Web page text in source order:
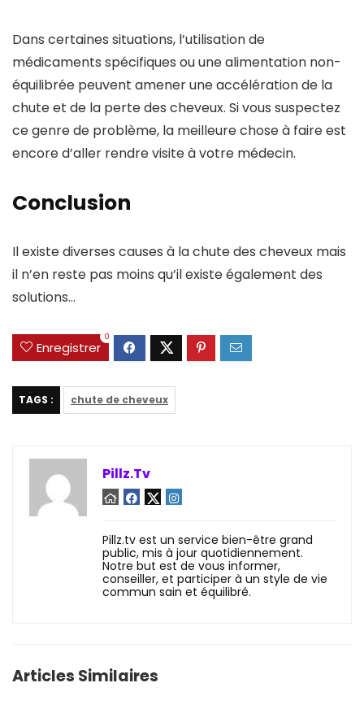
Dans certaines situations, l’utilisation de
médicaments spécifiques ou une alimentation non-
équilibrée peuvent amener une accélération de la
chute et de la perte des cheveux. Si vous suspectez
ce genre de problème, la meilleure chose à faire est
encore d’aller rendre visite à votre médecin.
Conclusion
Il existe diverses causes à la chute des cheveux mais
il n’en reste pas moins qu’il existe également des
solutions…
Enregistrer
0
TAGS : chute de cheveux
Pillz.Tv
Pillz.tv est un service bien-être grand
public, mis à jour quotidiennement.
Notre but est de vous informer,
conseiller, et participer à un style de vie
commun sain et équilibré.
Articles Similaires